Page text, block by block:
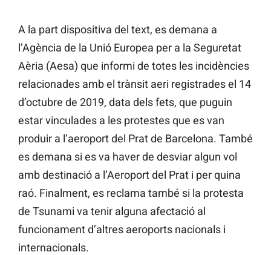
A la part dispositiva del text, es demana a
l’Agència de la Unió Europea per a la Seguretat
Aèria (Aesa) que informi de totes les incidències
relacionades amb el trànsit aeri registrades el 14
d’octubre de 2019, data dels fets, que puguin
estar vinculades a les protestes que es van
produir a l’aeroport del Prat de Barcelona. També
es demana si es va haver de desviar algun vol
amb destinació a l’Aeroport del Prat i per quina
raó. Finalment, es reclama també si la protesta
de Tsunami va tenir alguna afectació al
funcionament d’altres aeroports nacionals i
internacionals.